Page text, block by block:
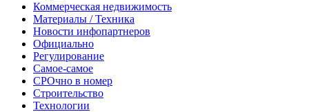
Коммерческая недвижимость
Материалы / Техника
Новости инфопартнеров
Официально
Регулирование
Самое-самое
СРОчно в номер
Строительство
Технологии